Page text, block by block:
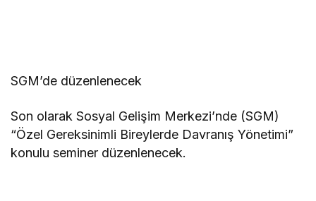
SGM’de düzenlenecek
Son olarak Sosyal Gelişim Merkezi’nde (SGM)
“Özel Gereksinimli Bireylerde Davranış Yönetimi”
konulu seminer düzenlenecek.